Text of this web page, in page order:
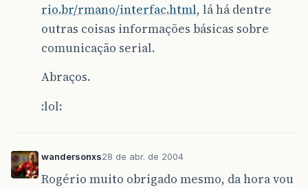
rio.br/rmano/interfac.html, lá há dentre
outras coisas informações básicas sobre
comunicação serial.
Abraços.
:lol:
wandersonxs28 de abr. de 2004
Rogério muito obrigado mesmo, da hora vou